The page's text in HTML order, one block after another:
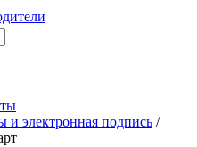
и электронная подпись /